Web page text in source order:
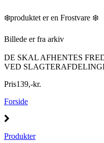
❄️produktet er en Frostvare ❄️
Billede er fra arkiv
DE SKAL AFHENTES
VED
Pris139,-kr.
Forside
Produkter